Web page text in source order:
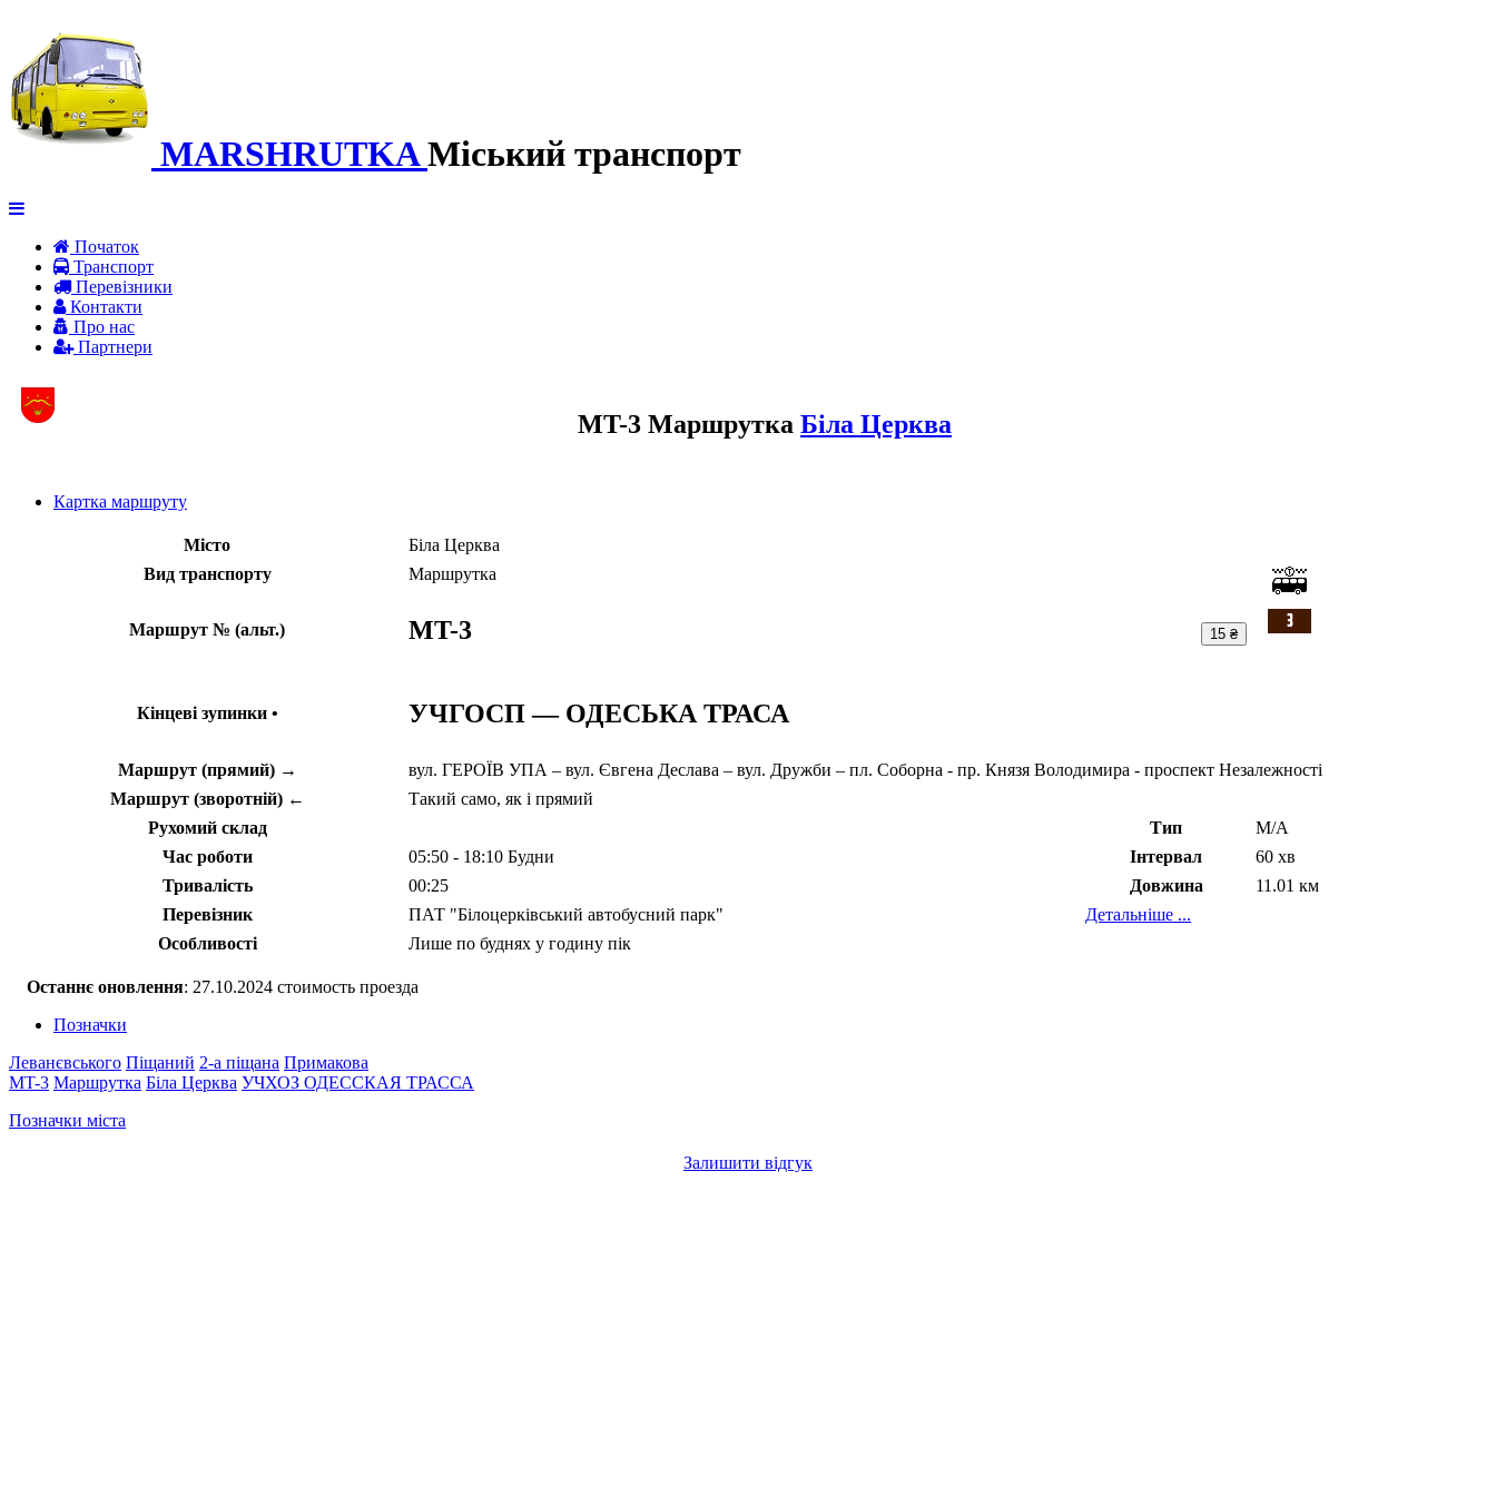
MARSHRUTKA Міський транспорт
Початок
Транспорт
Перевiзники
Контакти
Про нас
Партнери
MT-3 Маршрутка Біла Церква
Картка маршруту
Місто
Біла Церква
Вид транспорту
Маршрутка
Маршрут № (альт.) MT-3 15 ₴
Кінцеві зупинки • УЧГОСП — ОДЕСЬКА ТРАСА
Маршрут (прямий) →
вул. ГЕРОЇВ УПА – вул. Євгена Деслава – вул. Дружби – пл. Соборна - пр. Князя Володимира - проспект Незалежності
Маршрут (зворотній) ←
Такий само, як і прямий
Рухомий склад
Тип
М/А
Час роботи
05:50 - 18:10 Будни Інтервал
60 хв
Тривалість
00:25 Довжина
11.01 км
Перевізник
ПАТ "Білоцерківський автобусний парк"
Детальніше ...
Особливості
Лише по буднях у годину пік
Останнє оновлення: 27.10.2024 стоимость проезда
Позначки
Леванєвського Піщаний 2-а піщана Примакова
MT-3 Маршрутка Біла Церква УЧХОЗ ОДЕССКАЯ ТРАССА
Позначки міста
Залишити відгук